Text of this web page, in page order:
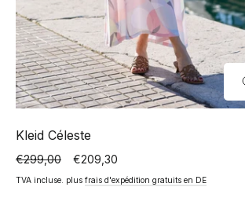
Kleid Céleste
Prix
normal
€299,00
Prix
spécial
€209,30
TVA incluse. plus frais d'expédition gratuits en DE